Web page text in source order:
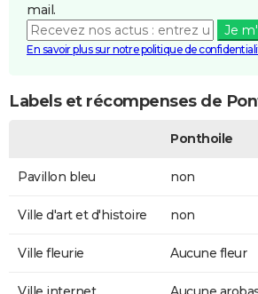
mail.
Je
En savoir plus sur notre politique de
Labels et récompenses de
Ponthoile
Pavillon bleu non
Ville d'art et d'histoire non
Ville fleurie Aucune fleur